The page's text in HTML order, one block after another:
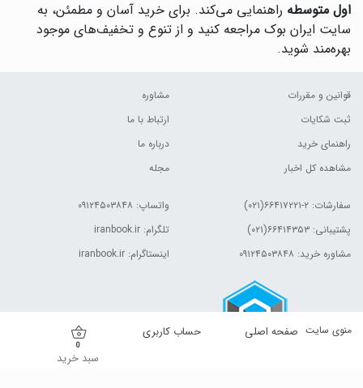
صفحه اصلی منوی سایت حساب کاربری
0
سبد خرید
اول متوسطه راهنمایی می‌کند. برای خرید آسان و مطمئن، به
سایت ایران بوک مراجعه کنید و از تنوع و تخفیف‌های موجود
بهره‌مند شوید.
قوانین و مقررات
ثبت شکایات
راهنمای خرید
مشاهده کل اخبار
مشاوره
ارتباط با ما
درباره ما
مجله
سفارشات: ۲-۶۶۴۱۷۲۲۱(۰۲۱)
پشتیبانی: ۶۶۴۱۴۳۵۳(۰۲۱)
مشاوره خرید: ۰۹۱۲۴۵۰۳۸۴۸
واتساپ: ۰۹۱۲۴۵۰۳۸۴۸
تلگرام: iranbook.ir
اینستاگرام: iranbook.ir